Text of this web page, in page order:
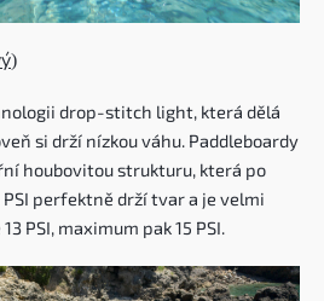
)
drop-stitch light, která dělá
si drží nízkou váhu. Paddleboardy
houbovitou strukturu, která po
perfektně drží tvar a je velmi
PSI, maximum pak 15 PSI.